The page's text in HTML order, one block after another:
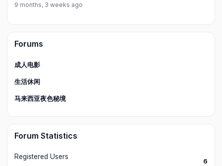
9 months, 3 weeks ago
Forums
成人电影
生活休闲
马来西亚夜色秘境
Forum Statistics
Registered Users
6